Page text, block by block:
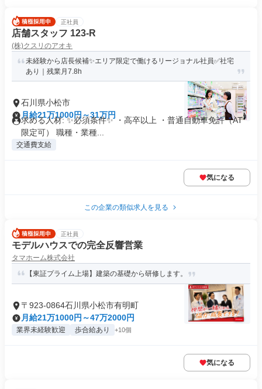
正社員
店舗スタッフ 123-R
(株)クスリのアオキ
未経験から店長候補✨エリア限定で働けるリージョナル社員✅社宅
あり｜残業月7.8h
石川県小松市
月給21万1000円～31万円
求める人材: ✨必須条件✨ ・高卒以上 ・普通自動車免許（AT
限定可） 職種・業種...
交通費支給
気になる
この企業の類似求人を見る
正社員
モデルハウスでの完全反響営業
タマホーム株式会社
【東証プライム上場】建築の基礎から研修します。
〒923-0864石川県小松市有明町
月給21万1000円～47万2000円
業界未経験歓迎 歩合給あり +10個
気になる